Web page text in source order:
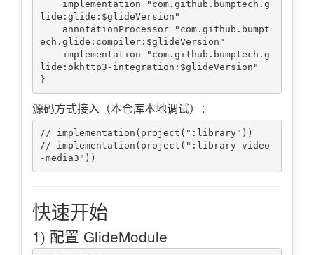
lide:glide:$glideVersion"
ech.glide:compiler:$glideVersion"
lide:okhttp3-integration:$glideVersion"
源码方式接入（本仓库本地调试）：
// implementation(project(":library"))
// implementation(project(":library-video
快速开始
1) 配置 GlideModule